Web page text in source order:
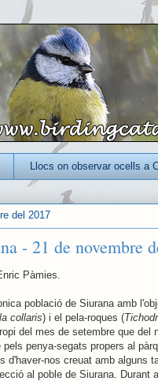
Llocs on observar ocells a
del 2017
- 21 de novembre
Pàmies.
població de Siurana amb
collaris) i el pela-roques (
del mes de setembre que del
penya-segats propers al
d'haver-nos creuat amb alguns
al poble de Siurana.